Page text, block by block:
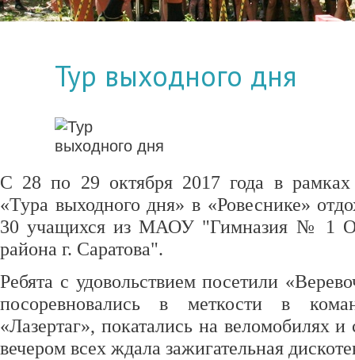
Тур выходного дня
С 28 по 29 октября 2017 года в рамках
«Тура выходного дня» в «Ровеснике»
30 учащихся из МАОУ "Гимназия № 1
района г. Саратова".
Ребята с удовольствием посетили
посоревновались в меткости в
«Лазертаг», покатались на веломобилях и
вечером всех ждала зажигательная